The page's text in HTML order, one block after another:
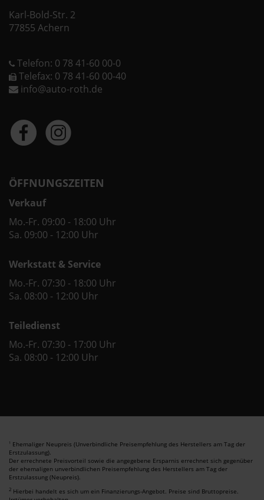
Karl-Bold-Str. 2
77855 Achern
Telefon: 0 78 41-60 00-0
Telefax: 0 78 41-60 00-40
info@auto-roth.de
ÖFFNUNGSZEITEN
Verkauf
Mo.-Fr. 09:00 - 18:00 Uhr
Sa. 09:00 - 12:00 Uhr
Werkstatt & Service
Mo.-Fr. 07:30 - 18:00 Uhr
Sa. 08:00 - 12:00 Uhr
Teiledienst
Mo.-Fr. 07:30 - 17:00 Uhr
Sa. 08:00 - 12:00 Uhr
1 Ehemaliger Neupreis (Unverbindliche Preisempfehlung des Herstellers am Tag der
Erstzulassung).
Der errechnete Preisvorteil sowie die angegebene Ersparnis errechnet sich gegenüber
der ehemaligen unverbindlichen Preisempfehlung des Herstellers am Tag der
Erstzulassung (Neupreis).
2 Hierbei handelt es sich um ein Finanzierungs-Angebot. Preise sind Bruttopreise.